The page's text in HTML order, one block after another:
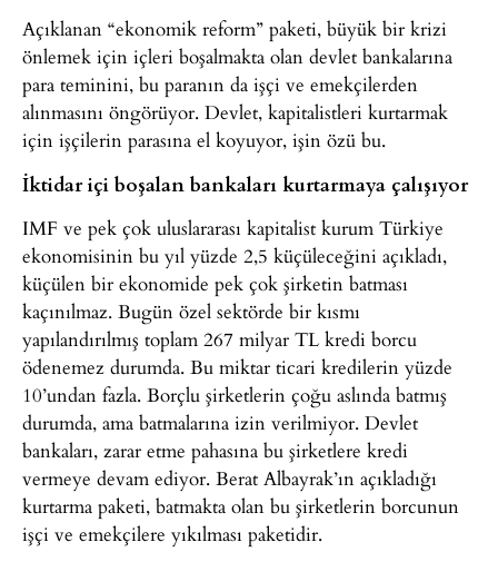
Açıklanan “ekonomik reform” paketi, büyük bir krizi
önlemek için içleri boşalmakta olan devlet bankalarına
para teminini, bu paranın da işçi ve emekçilerden
alınmasını öngörüyor. Devlet, kapitalistleri kurtarmak
için işçilerin parasına el koyuyor, işin özü bu.
İktidar içi boşalan bankaları kurtarmaya çalışıyor
IMF ve pek çok uluslararası kapitalist kurum Türkiye
ekonomisinin bu yıl yüzde 2,5 küçüleceğini açıkladı,
küçülen bir ekonomide pek çok şirketin batması
kaçınılmaz. Bugün özel sektörde bir kısmı
yapılandırılmış toplam 267 milyar TL kredi borcu
ödenemez durumda. Bu miktar ticari kredilerin yüzde
10’undan fazla. Borçlu şirketlerin çoğu aslında batmış
durumda, ama batmalarına izin verilmiyor. Devlet
bankaları, zarar etme pahasına bu şirketlere kredi
vermeye devam ediyor. Berat Albayrak’ın açıkladığı
kurtarma paketi, batmakta olan bu şirketlerin borcunun
işçi ve emekçilere yıkılması paketidir.